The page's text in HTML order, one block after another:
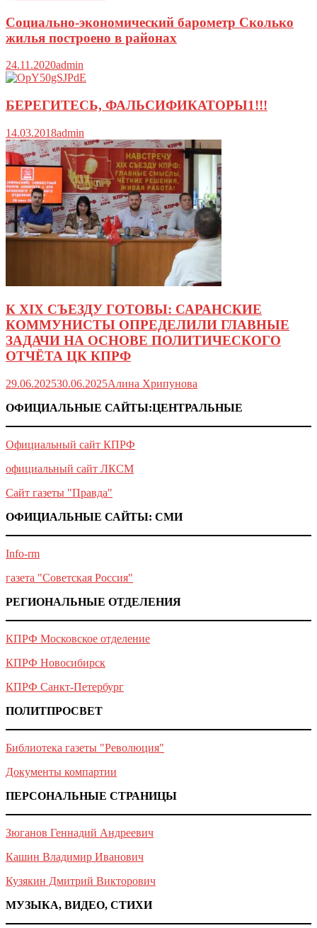
Социально-экономический барометр Сколько
жилья построено в районах
24.11.2020admin
БЕРЕГИТЕСЬ, ФАЛЬСИФИКАТОРЫ1!!!
14.03.2018admin
К XIX СЪЕЗДУ ГОТОВЫ: САРАНСКИЕ
КОММУНИСТЫ ОПРЕДЕЛИЛИ ГЛАВНЫЕ
ЗАДАЧИ НА ОСНОВЕ ПОЛИТИЧЕСКОГО
ОТЧЁТА ЦК КПРФ
29.06.202530.06.2025Алина Хрипунова
ОФИЦИАЛЬНЫЕ САЙТЫ:ЦЕНТРАЛЬНЫЕ
Официальный сайт КПРФ
официальный сайт ЛКСМ
Сайт газеты "Правда"
ОФИЦИАЛЬНЫЕ САЙТЫ: СМИ
Info-rm
газета "Советская Россия"
РЕГИОНАЛЬНЫЕ ОТДЕЛЕНИЯ
КПРФ Московское отделение
КПРФ Новосибирск
КПРФ Санкт-Петербург
ПОЛИТПРОСВЕТ
Библиотека газеты "Революция"
Документы компартии
ПЕРСОНАЛЬНЫЕ СТРАНИЦЫ
Зюганов Геннадий Андреевич
Кашин Владимир Иванович
Кузякин Дмитрий Викторович
МУЗЫКА, ВИДЕО, СТИХИ